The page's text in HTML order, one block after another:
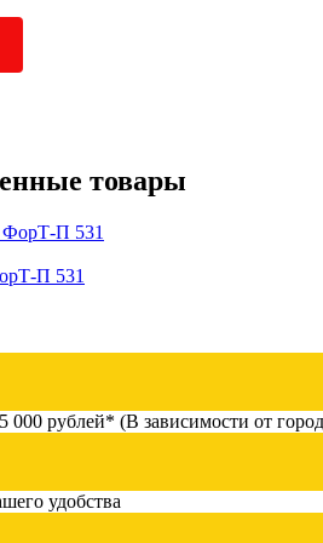
товары
П 531
000 рублей* (В зависимости от
удобства